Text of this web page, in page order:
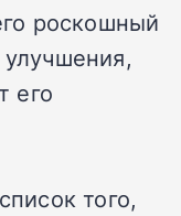
роскошный
его
того,